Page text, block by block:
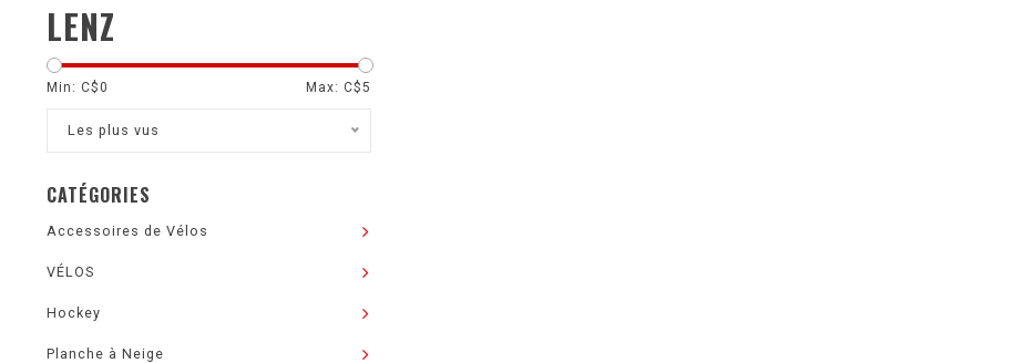
LENZ
Min: C$0 Max: C$5
Les plus vus
CATÉGORIES
Accessoires de Vélos
VÉLOS
Hockey
Planche à Neige